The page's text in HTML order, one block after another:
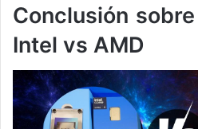
Conclusión
Intel vs AMD